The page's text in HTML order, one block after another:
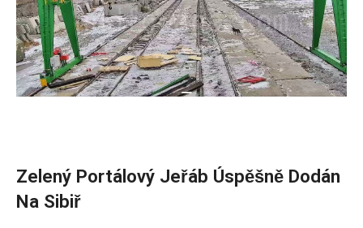
Zelený Portálový Jeřáb Úspěšně Dodán
Na Sibiř